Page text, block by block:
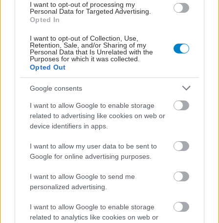
I want to opt-out of processing my
Personal Data for Targeted Advertising.
Opted In
I want to opt-out of Collection, Use,
Retention, Sale, and/or Sharing of my
Personal Data that Is Unrelated with the
Purposes for which it was collected.
Opted Out
Google consents
I want to allow Google to enable storage
related to advertising like cookies on web or
device identifiers in apps.
I want to allow my user data to be sent to
Google for online advertising purposes.
I want to allow Google to send me
personalized advertising.
I want to allow Google to enable storage
related to analytics like cookies on web or
Νέο φάρμακο για την
απώλεια βάρους με μία
ένεση Mazdutide την
παχυσαρκίας και
ανεπάρκειας βιταμίνης D